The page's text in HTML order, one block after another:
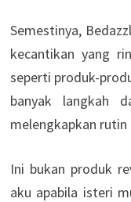
Semestinya,
kecantikan yang
seperti produk-
banyak langkah
melengkapkan
Ini bukan produk
aku apabila isteri